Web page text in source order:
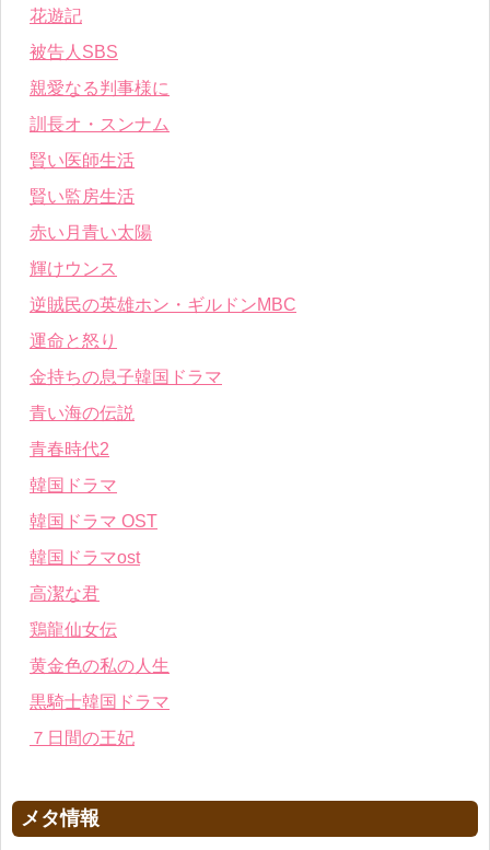
花遊記
被告人SBS
親愛なる判事様に
訓長オ・スンナム
賢い医師生活
賢い監房生活
赤い月青い太陽
輝けウンス
逆賊民の英雄ホン・ギルドンMBC
運命と怒り
金持ちの息子韓国ドラマ
青い海の伝説
青春時代2
韓国ドラマ
韓国ドラマ OST
韓国ドラマost
高潔な君
鶏龍仙女伝
黄金色の私の人生
黒騎士韓国ドラマ
７日間の王妃
メタ情報